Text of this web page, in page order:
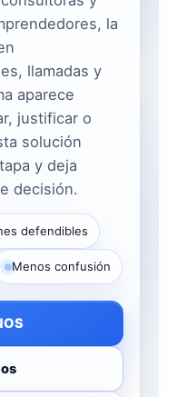
la
llamadas y
aparece
justificar o
solución
y deja
decisión.
defendibles
Menos confusión